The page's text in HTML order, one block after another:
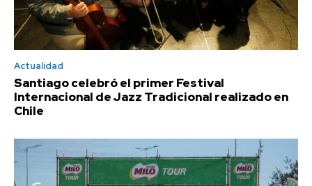
Actualidad
Santiago celebró el primer Festival
Internacional de Jazz Tradicional realizado en
Chile